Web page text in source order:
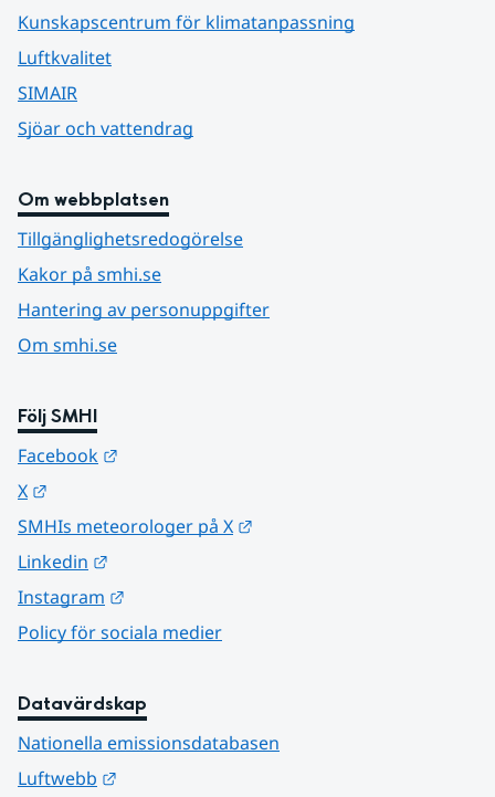
Kunskapscentrum för klimatanpassning
Luftkvalitet
SIMAIR
Sjöar och vattendrag
Om webbplatsen
Tillgänglighetsredogörelse
Kakor på smhi.se
Hantering av personuppgifter
Om smhi.se
Följ SMHI
Facebook
X
SMHIs meteorologer på X
Linkedin
Instagram
Policy för sociala medier
Datavärdskap
Nationella emissionsdatabasen
Luftwebb